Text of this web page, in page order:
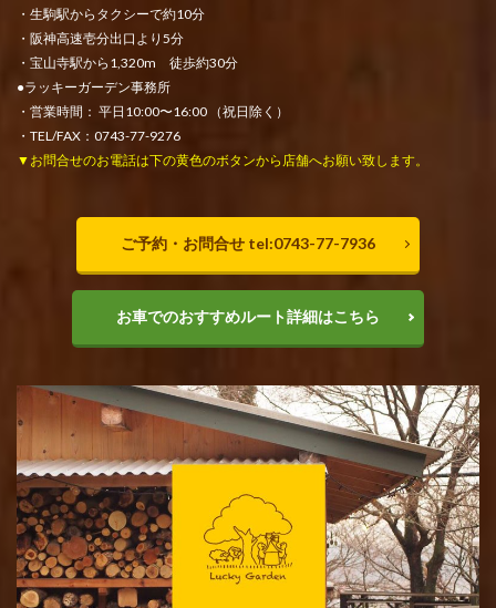
・生駒駅からタクシーで約10分
・阪神高速壱分出口より5分
・宝山寺駅から1,320m 徒歩約30分
●ラッキーガーデン事務所
・営業時間： 平日10:00〜16:00 （祝日除く）
・TEL/FAX：0743-77-9276
▼お問合せのお電話は下の黄色のボタンから店舗へお願い致します。
ご予約・お問合せ tel:0743-77-7936
お車でのおすすめルート詳細はこちら